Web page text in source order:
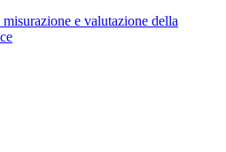
misurazione e valutazione della